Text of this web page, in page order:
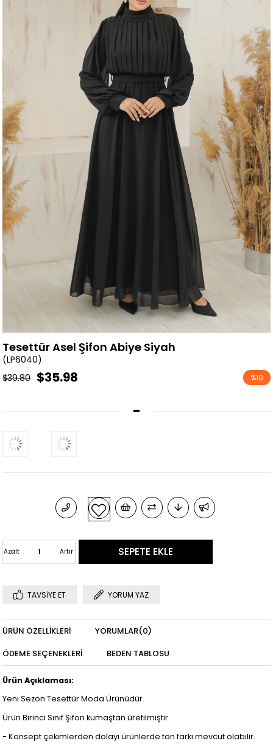
Tesettür Asel Şifon Abiye Siyah
(LP6040)
%10
$39.80 $35.98
-
Artır
Azalt
TAVSIYE ET YORUM YAZ
ÜRÜN ÖZELLIKLERI YORUMLAR(0)
ÖDEME SEÇENEKLERI
BEDEN TABLOSU
Ürün Açıklaması:
Yeni Sezon Tesettür Moda Ürünüdür.
Ürün Birinci Sınıf Şifon kumaştan üretilmiştir.
- Konsept çekimlerden dolayı ürünlerde ton farkı mevcut olabilir.